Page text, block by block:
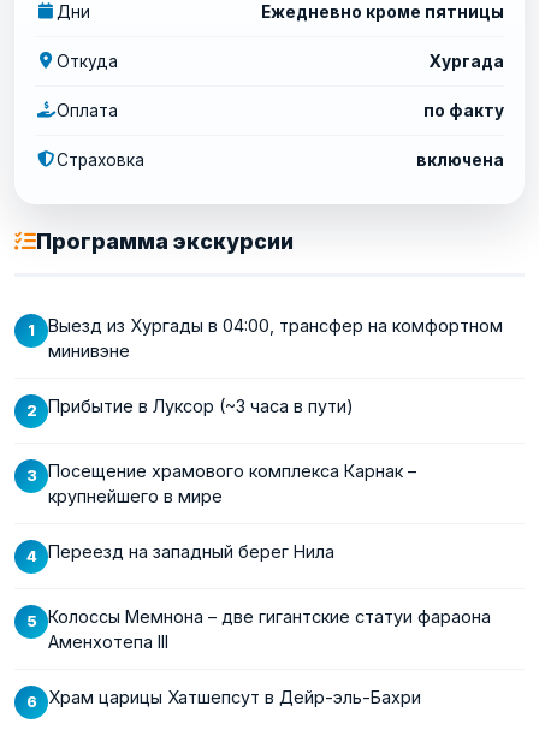
Программа экскурсии
Выезд из Хургады в 04:00, трансфер на комфортном
минивэне
Прибытие в Луксор (~3 часа в пути)
Посещение храмового комплекса Карнак –
крупнейшего в мире
Переезд на западный берег Нила
Колоссы Мемнона – две гигантские статуи фараона
Аменхотепа III
Храм царицы Хатшепсут в Дейр-эль-Бахри
Дни Ежедневно кроме пятницы
Откуда Хургада
Оплата по факту
Страховка включена